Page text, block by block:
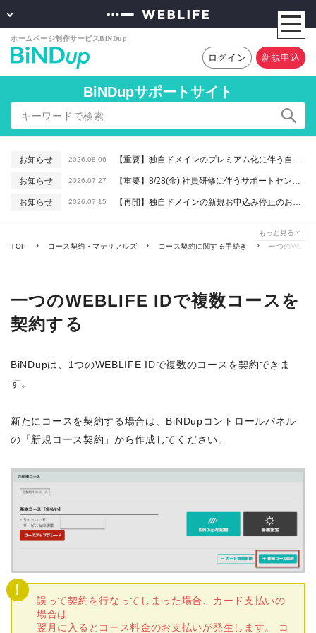
ログイン 新規申込
BiNDupサポートサイト
お知らせ 2026.08.06 【重要】独自ドメインのプレミアム化に伴う自動更新に関するお知らせ
お知らせ 2026.07.27 【重要】8/28(金) 社員研修に伴うサポートセンター休業のお知らせ
お知らせ 2026.07.15 【再開】独自ドメインの新規お申込み停止のお知らせ
もっと見る
TOP コース契約・マテリアルズ コース契約に関する手続き 一つの
一つのWEBLIFE IDで複数コースを
契約する
BiNDupは、1つのWEBLIFE IDで複数のコースを契約できま
す。
新たにコースを契約する場合は、BiNDupコントロールパネル
の「新規コース契約」から作成してください。
誤って契約を行なってしまった場合、カード支払いの
場合は
翌月に入るとコース料金のお支払いが発生します。 コ